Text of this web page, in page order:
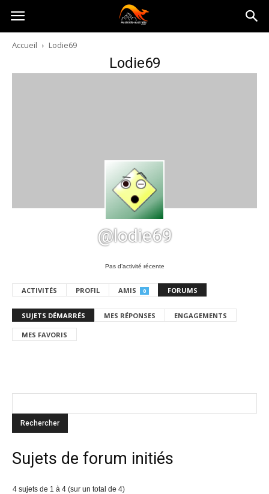
Australia-
australie.com
Accueil Lodie69
Lodie69
@lodie69
Pas d’activité récente
ACTIVITÉS PROFIL AMIS 0 FORUMS
SUJETS DÉMARRÉS MES RÉPONSES ENGAGEMENTS
MES FAVORIS
Sujets de forum initiés
4 sujets de 1 à 4 (sur un total de 4)